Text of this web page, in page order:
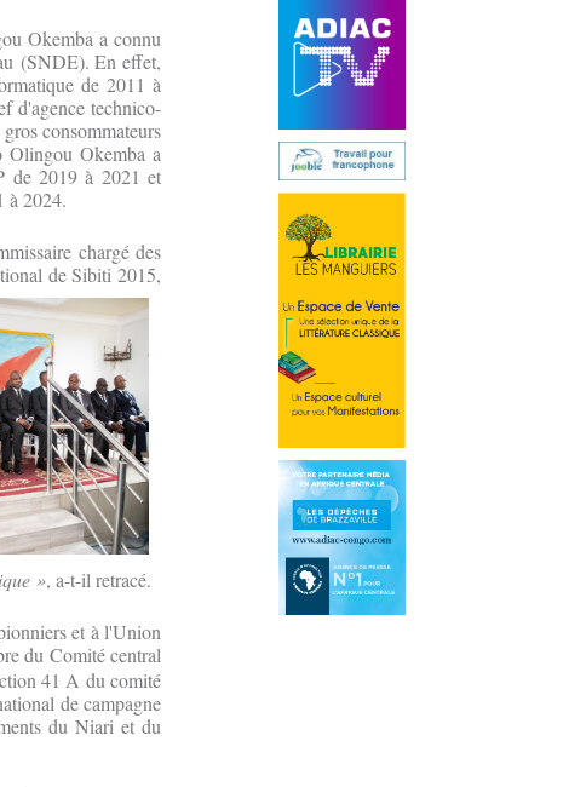
Okemba a connu
(SNDE). En effet,
de 2011 à
d'agence technico-
consommateurs
Okemba a
de 2019 à 2021 et
à 2024.
chargé des
de Sibiti 2015,
», a-t-il retracé.
et à l'Union
du Comité central
41 A du comité
de campagne
du Niari et du